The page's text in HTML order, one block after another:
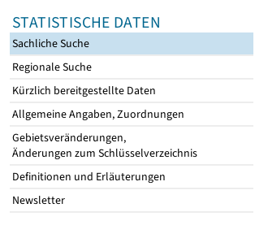
STATISTISCHE DATEN
Sachliche Suche
Regionale Suche
Kürzlich bereitgestellte Daten
Allgemeine Angaben, Zuordnungen
Gebietsveränderungen,
Änderungen zum Schlüsselverzeichnis
Definitionen und Erläuterungen
Newsletter